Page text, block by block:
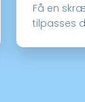
​​Få en
tilpasses